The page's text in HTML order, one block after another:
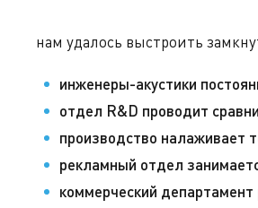
нам удалось выстроить
инженеры-акустики
отдел R&D проводит
производство налаживает
рекламный отдел
коммерческий